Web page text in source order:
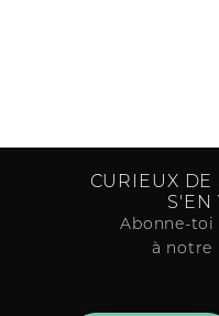
CURIEUX DE
S'EN
Abonne-
à notre